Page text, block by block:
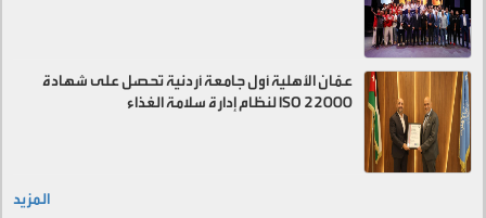
عمّان الأهلية أول جامعة أردنية تحصل على شهادة
ISO 22000 لنظام إدارة سلامة الغذاء
المزيد